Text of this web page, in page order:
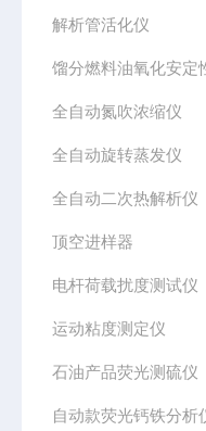
解析管活化仪
馏分燃料油氧化安定
全自动氮吹浓缩仪
全自动旋转蒸发仪
全自动二次热解析仪
顶空进样器
电杆荷载扰度测试仪
运动粘度测定仪
石油产品荧光测硫仪
自动款荧光钙铁分析